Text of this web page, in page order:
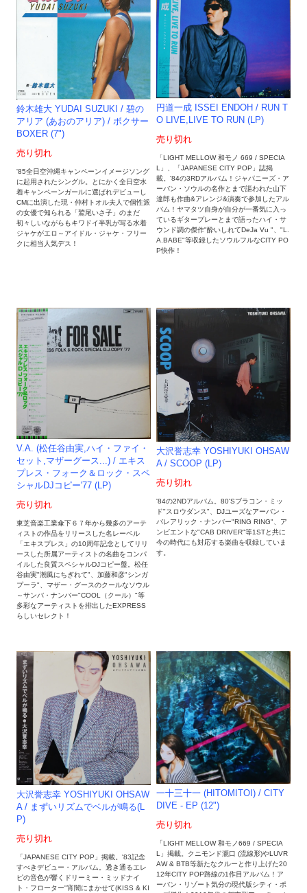
鈴木雄大 YUDAI SUZUKI / 碧の
アリア (あおのアリア) / ボクサー
BOXER (7")
売り切れ
'85全日空沖縄キャンペーンイメージソング
に起用されたシングル。とにかく全日空水
着キャンペーンガールに選ばれデビューし
CMに出演した現・仲村トオル夫人で個性派
の女優で知られる「鷲尾いさ子」のまだ
初々しいながらもキワドイ半乳が写る水着
ジャケがエロ～アイドル・ジャケ・フリー
クに相当人気デス！
円道一成 ISSEI ENDOH / RUN T
O LIVE,LIVE TO RUN (LP)
売り切れ
「LIGHT MELLOW 和モノ 669 / SPECIA
L」、「JAPANESE CITY POP」誌掲
載。'84の3RDアルバム！ジャパニーズ・ア
ーバン・ソウルの名作とまで謳われた山下
達郎も作曲&アレンジ&演奏で参加したアル
バム！ヤマタツ自身が自分が一番気に入っ
ているギタープレーとまで語ったハイ・サ
ウンド調の傑作"酔いしれてDeJa Vu "、"L.
A.BABE"等収録したソウルフルなCITY PO
P快作！
V.A. (松任谷由実,ハイ・ファイ・
セット,マザーグース...) / エキス
プレス・フォーク＆ロック・スペ
シャルDJコピー'77 (LP)
売り切れ
東芝音楽工業傘下６７年から幾多のアーテ
ィストの作品をリリースした名レーベル
「エキスプレス」の10周年記念としてリリ
ースした所属アーティストの名曲をコンパ
イルした良質スペシャルDJコピー盤。松任
谷由実"潮風にちぎれて"、加藤和彦"シンガ
プーラ"、マザー・グースのクールなソウル
～サンバ・ナンバー"COOL（クール）"等
多彩なアーティストを排出したEXPRESS
らしいセレクト！
大沢誉志幸 YOSHIYUKI OHSAW
A / SCOOP (LP)
売り切れ
'84の2NDアルバム。80'Sブラコン・ミッ
ド"スロウダンス"、DJユーズなアーバン・
バレアリック・ナンバー"RING RING"、ア
ンビエントな"CAB DRIVER"等1STと共に
今の時代にも対応する楽曲を収録していま
す。
大沢誉志幸 YOSHIYUKI OHSAW
A / まずいリズムでベルが鳴る(L
P)
売り切れ
「JAPANESE CITY POP」掲載。'83記念
すべきデビュー・アルバム。透き通るエレ
ピの音色が響くドリーミー・ミッドナイ
ト・フローター"宵闇にまかせて(KISS & KI
一十三十一 (HITOMITOI) / CITY
DIVE - EP (12")
売り切れ
「LIGHT MELLOW 和モノ669 / SPECIA
L」掲載。クニモンド瀧口 (流線形)やLUVR
AW & BTB等新たなクルーと作り上げた20
12年CITY POP路線の1作目アルバム！ア
ーバン・リゾート気分の現代版シティ・ポ